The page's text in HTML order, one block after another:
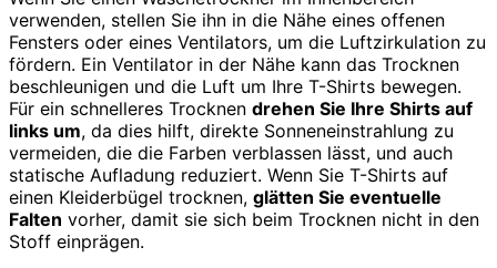
verwenden, stellen Sie ihn in die Nähe eines offenen
Fensters oder eines Ventilators, um die Luftzirkulation zu
fördern. Ein Ventilator in der Nähe kann das Trocknen
beschleunigen und die Luft um Ihre T-Shirts bewegen.
Für ein schnelleres Trocknen drehen Sie Ihre Shirts auf
links um, da dies hilft, direkte Sonneneinstrahlung zu
vermeiden, die die Farben verblassen lässt, und auch
statische Aufladung reduziert. Wenn Sie T-Shirts auf
einen Kleiderbügel trocknen, glätten Sie eventuelle
Falten vorher, damit sie sich beim Trocknen nicht in den
Stoff einprägen.